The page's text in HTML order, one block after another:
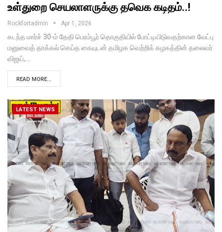
உள்துறை செயலாளருக்கு தவெக கடிதம்..!
Rockfortadmin Apr 1, 2026
கடந்த மார்ச் 30-ம் தேதி பெரம்பூர் தொகுதியில் போட்டியிடுவதற்கான வேட்பு
மனுவைத் தாக்கல் செய்த கையுடன் தமிழக வெற்றிக் கழகத்தின் தலைவர்
விஜய்,…
READ MORE...
LATEST NEWS